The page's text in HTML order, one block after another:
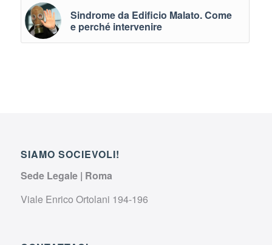
Sindrome da Edificio Malato. Come
e perché intervenire
SIAMO SOCIEVOLI!
Sede Legale | Roma
Viale Enrico Ortolani 194-196